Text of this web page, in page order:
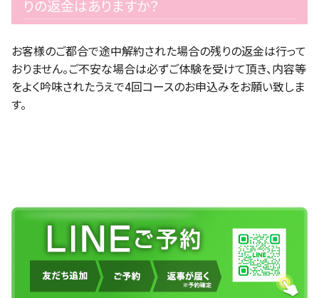
りの返金はありますか？
お客様のご都合で途中解約された場合の残りの返金は行って
おりません。ご不安な場合は必ずご体験を受けて頂き、内容等
をよく吟味されたうえで4回コースのお申込みをお願い致しま
す。